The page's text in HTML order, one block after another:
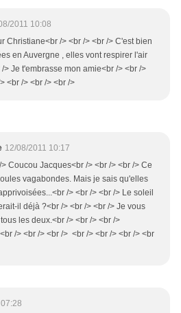
2011 10:08
Christiane<br /> <br /> <br /> C'est bien
en Auvergne , elles vont respirer l'air
> Je t'embrasse mon amie<br /> <br />
<br /> <br /> <br />
12/08/2011 10:17
Coucou Jacques<br /> <br /> <br /> Ce
vagabondes. Mais je sais qu'elles
/> <br /> <br /> Le soleil
il déjà ?<br /> <br /> <br /> Je vous
les deux.<br /> <br /> <br />
/> <br /> <br /> <br /> <br /> <br /> <br